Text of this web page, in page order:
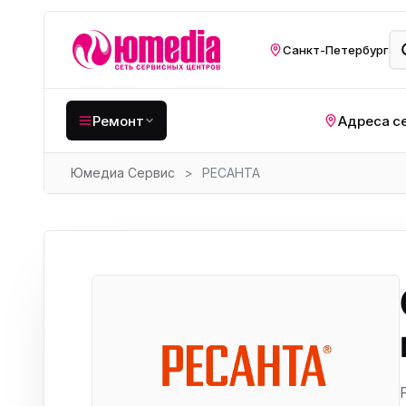
Санкт-Петербург
Ремонт
Крупная бытовая
Компьютерная техника
Адреса
Юмедиа Сервис > РЕСАНТА